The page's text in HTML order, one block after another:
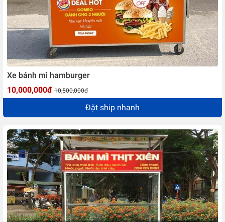
Xe bánh mì hamburger
10,000,000đ 10,500,000đ
Đặt ship nhanh